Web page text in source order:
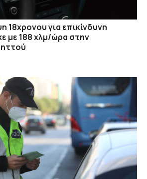
18χρονου για επικίνδυνη
με 188 χλμ/ώρα στην